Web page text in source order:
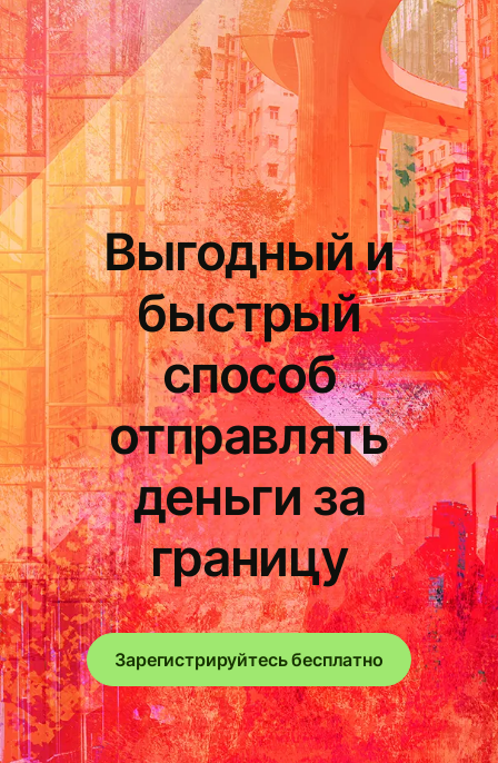
Выгодный и
быстрый
способ
отправлять
деньги за
границу
Зарегистрируйтесь бесплатно